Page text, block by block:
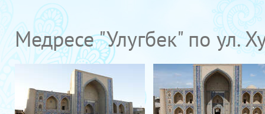
Медресе "Улугбек" по ул.